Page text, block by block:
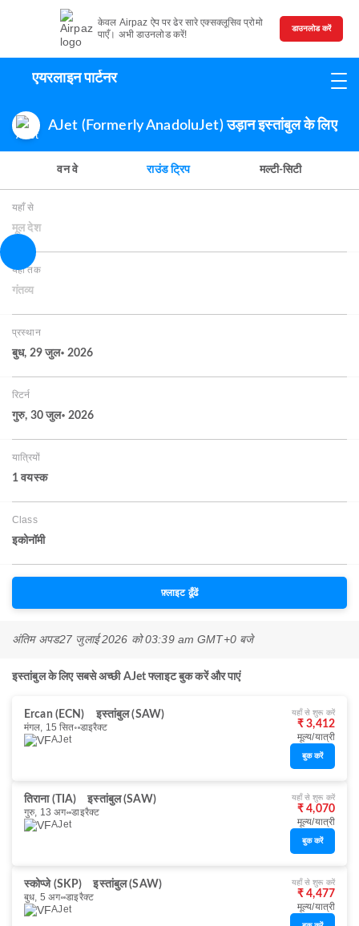
केवल Airpaz ऐप पर ढेर सारे एक्सक्लूसिव प्रोमो
पाएँ। अभी डाउनलोड करें!
डाउनलोड करें
एयरलाइन पार्टनर
AJet (Formerly AnadoluJet) उड़ान इस्तांबुल के लिए
वन वे राउंड ट्रिप मल्टी-सिटी
यहाँ से
मूल देश
यहाँ तक
गंतव्य
प्रस्थान
बुध, 29 जुल॰ 2026
रिटर्न
गुरु, 30 जुल॰ 2026
यात्रियों
1 वयस्‍क
Class
इकोनॉमी
फ़्लाइट ढूँढें
अंतिम अपड27 जुलाई 2026 को 03:39 am GMT+0 बजे
इस्तांबुल के लिए सबसे अच्छी AJet फ्लाइट बुक करें और पाएं
Ercan (ECN)
इस्तांबुल (SAW)
मंगल, 15 सित॰ डाइरैक्ट
AJet
यहाँ से शुरू करें
₹ 3,412
मूल्य/यात्री
बुक करें
तिराना (TIA)
इस्तांबुल (SAW)
गुरु, 13 अग॰ डाइरैक्ट
AJet
यहाँ से शुरू करें
₹ 4,070
मूल्य/यात्री
बुक करें
स्कोप्जे (SKP)
इस्तांबुल (SAW)
बुध, 5 अग॰ डाइरैक्ट
AJet
यहाँ से शुरू करें
₹ 4,477
मूल्य/यात्री